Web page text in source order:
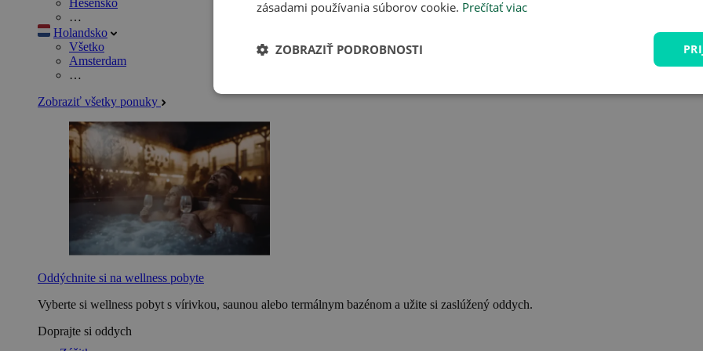
…
Holandsko
Všetko
Amsterdam
…
Zobraziť všetky ponuky
Oddýchnite si na wellness pobyte
Vyberte si wellness pobyt s vírivkou, saunou alebo termálnym bazénom a užite si zaslúžený oddych.
Doprajte si oddych
zásadami používania súborov cookie. Prečítať viac
ZOBRAZIŤ PODROBNOSTI